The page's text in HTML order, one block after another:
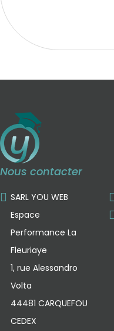
Nous contacter
SARL YOU WEB
Espace
Performance La
Fleuriaye
1, rue Alessandro
Volta
44481 CARQUEFOU
CEDEX